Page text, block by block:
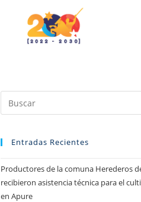
Entradas Recientes
Productores de la comuna Herederos
recibieron asistencia técnica para el
en Apure